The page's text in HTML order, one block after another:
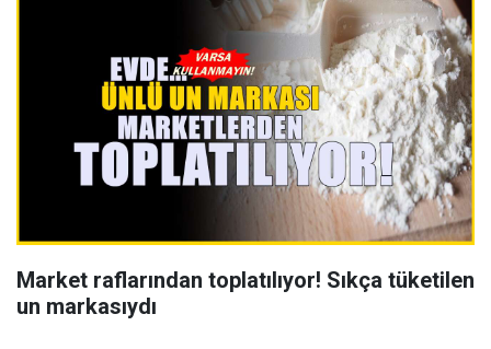
Market raflarından toplatılıyor! Sıkça tüketilen
un markasıydı